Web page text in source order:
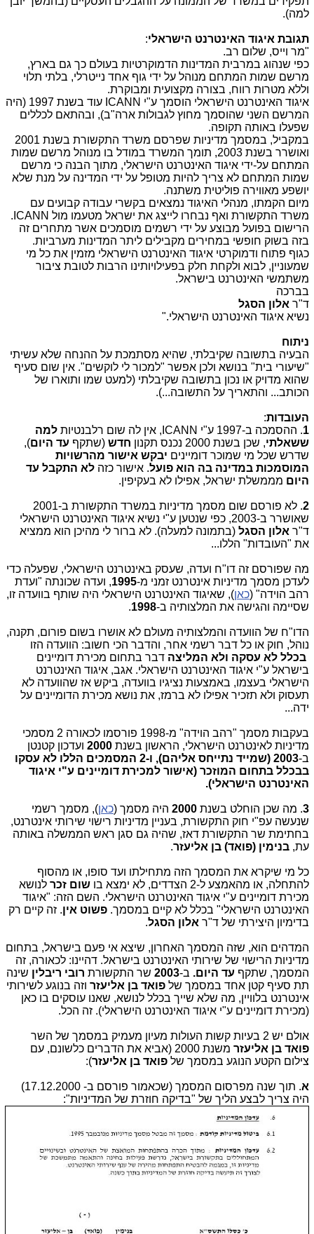
למה).
תגובת איגוד האינטרנט הישראלי:
"מר וייס, שלום רב.
כפי שנהוג במרבית המדינות הדמוקרטיות בעולם כך גם בארץ,
מרשם שמות המתחם מנוהל על ידי גוף אחד נייטרלי, בלתי תלוי
וללא מטרות רווח, בצורה מקצועית ומבוקרת.
איגוד האינטרנט הישראלי הוסמך ע"י ICANN
עוד בשנת 1997 (היה
המרשם השני שהוסמך מחוץ לגבולות ארה"ב), ובהתאם לכללים
שפעלו באותה תקופה.
במקביל, במסמך מדיניות שפרסם משרד התקשורת בשנת 2001
ואושרר בשנת 2003, תומך המשרד במודל בו מנוהל מרשם שמות
המתחם על-ידי איגוד האינטרנט הישראלי, מתוך הבנה כי מרשם
שמות המתחם לא צריך להיות מטופל על ידי המדינה על מנת שלא
יושפע מאווירה פוליטית משתנה.
מיום הקמתו, מנהלי האיגוד נמצאים בקשרי עבודה קבועים עם
משרד התקשורת ואף נבחרו לייצג את ישראל מטעמו מול ICANN
.
הרישום בפועל מבוצע על ידי רשמים מוסמכים אשר מתחרים זה
בזה בשוק חופשי במחירים מקבילים ליתר המדינות מערביות.
כגוף פתוח ודמוקרטי איגוד האינטרנט הישראלי מזמין את כל מי
שמעוניין, לבוא ולקחת חלק בפעילויותינו הרבות לטובת ציבור
משתמשי האינטרנט בישראל.
בברכה
ד"ר אלון הסגל
​נשיא איגוד האינטרנט הישראלי."
ניתוח
הבעיה בתשובה שקיבלתי, שהיא מסתמכת על ההנחה שלא עשיתי
"שיעורי בית" בנושא ולכן אפשר "למכור לי לוקשים". אין שום סעיף
שהוא מדויק או נכון בתשובה שקיבלתי (למעט שמו ותוארו של
הכותב... והתאריך על התשובה...).
העובדות:
1. ההסמכה ב-1997 ע"י ICANN, אין לה שום רלבנטיות
למה
ששאלתי, שכן בשנת 2000 נכנס תקנון חדש (שתקף עד היום),
שדרש שכל מי שמוכר דומיינים יבקש אישור מהרשויות
המוסמכות במדינה בה הוא פועל. אישור כזה לא התקבל עד
היום מממשלת ישראל, אפילו לא בעקיפין.
2
. לא פורסם שום מסמך מדיניות במשרד התקשורת ב-2001
שאושרר ב-2003, כפי שנטען ע"י נשיא איגוד האינטרנט הישראלי
ד"ר אלון הסגל (בתמונה למעלה). לא ברור לי מהיכן הוא ממציא
את "העובדות" הללו...
מה שפורסם זה דו"ח ועדה, שעסק באינטרנט הישראלי, שפעלה כדי
לעדכן מסמך מדיניות אינטרנט זמני מ-1995, ועדה שכונתה "ועדת
רהב הוידה" (כאן), שאיגוד האינטרנט הישראלי היה שותף בוועדה זו,
שסיימה והגישה את המלצותיה ב-1998
.
הדו"ח של הוועדה והמלצותיה מעולם לא אושרו בשום פורום, תקנה,
נוהל, חוק או כל דבר רשמי אחר, והדבר הכי חשוב: הוועדה הזו
בכלל לא עסקה ולא המליצה דבר בתחום מכירת דומיינים
בישראל ע"י איגוד האינטרנט הישראלי. אגב, איגוד האינטרנט
הישראלי בעצמו, באמצעות נציגיו בוועדה, ביקש אז שהוועדה לא
תעסוק ולא תזכיר אפילו לא ברמז, את נושא מכירת הדומיינים על
ידה...
בעקבות מסמך "רהב הוידה" מ-1998 פורסמו לכאורה 2 מסמכי
מדיניות לאינטרנט הישראלי, הראשון בשנת 2000 ועדכון קטנטן
ב-
2003 (שמייד נתייחס אליהם), ו-2 המסמכים הללו לא עסקו
בבכלל בתחום המוזכר (אישור למכירת דומיינים ע"י איגוד
האינטרנט הישראלי).
3. מה שכן הוחלט בשנת 2000 היה מסמך (כאן), מסמך רשמי
שנעשה עפ"י חוק התקשורת, בעניין מדיניות רישוי שירותי אינטרנט,
בחתימת שר התקשורת דאז, שהיה גם סגן ראש הממשלה באותה
עת, בנימין (פואד) בן אליעזר.
כל מי שיקרא את המסמך הזה מתחילתו ועד סופו, או מהסוף
להתחלה, או מהאמצע ל-2 הצדדים, לא ימצא בו
שום זכר לנושא
מכירת דומיינים ע"י איגוד האינטרנט הישראלי. השם הזה: "איגוד
האינטרנט הישראלי" בכלל לא קיים במסמך. פשוט אין. זה קיים רק
בדימיון היצירתי של ד"ר אלון הסגל.
המדהים הוא, שזה המסמך האחרון, שיצא אי פעם בישראל, בתחום
מדיניות הרישוי של שירותי האינטרנט בישראל. דהיינו: לכאורה, זה
המסמך, שתקף עד היום. ב-2003 שר התקשורת רובי ריבלין שינה
תת סעיף קטן אחד במסמך של פואד בן אליעזר וזה בנוגע לשירותי
אינטרנט בלוויין, מה שלא שייך בכלל לנושא, שאנו עוסקים בו כאן
(מכירת דומיינים ע"י איגוד האינטרנט הישראלי). זה הכל.
אולם יש 2 בעיות קשות העולות מעיון מעמיק במסמך של השר
פואד בן אליעזר
משנת 2000 (אביא את הדברים כלשונם, עם
צילום הקטע הנוגע במסמך של פואד בן אליעזר):
א
. תוך שנה מפרסום המסמך (שכאמור פורסם ב- 17.12.2000)
היה צריך לבצע הליך של "בדיקה חוזרת של המדיניות":